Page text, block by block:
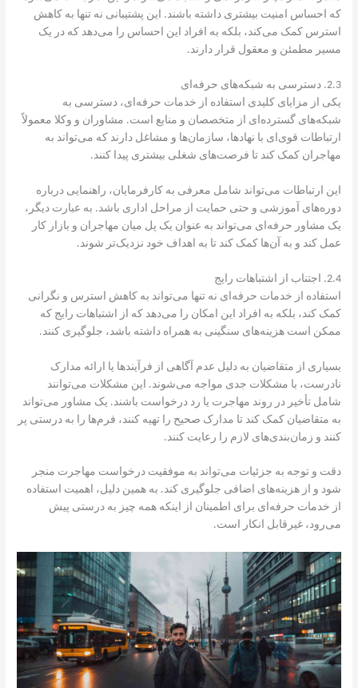
که احساس امنیت بیشتری داشته باشند. این پشتیبانی نه تنها به کاهش
استرس کمک می‌کند، بلکه به افراد این احساس را می‌دهد که در یک
مسیر مطمئن و معقول قرار دارند.
2.3. دسترسی به شبکه‌های حرفه‌ای
یکی از مزایای کلیدی استفاده از خدمات حرفه‌ای، دسترسی به
شبکه‌های گسترده‌ای از متخصصان و منابع است. مشاوران و وکلا معمولاً
ارتباطات قوی‌ای با نهادها، سازمان‌ها و مشاغل دارند که می‌تواند به
مهاجران کمک کند تا فرصت‌های شغلی بیشتری پیدا کنند.
این ارتباطات می‌تواند شامل معرفی به کارفرمایان، راهنمایی درباره
دوره‌های آموزشی و حتی حمایت از مراحل اداری باشد. به عبارت دیگر،
یک مشاور حرفه‌ای می‌تواند به عنوان یک پل میان مهاجران و بازار کار
عمل کند و به آن‌ها کمک کند تا به اهداف خود نزدیک‌تر شوند.
2.4. اجتناب از اشتباهات رایج
استفاده از خدمات حرفه‌ای نه تنها می‌تواند به کاهش استرس و نگرانی
کمک کند، بلکه به افراد این امکان را می‌دهد که از اشتباهات رایج که
ممکن است هزینه‌های سنگینی به همراه داشته باشد، جلوگیری کنند.
بسیاری از متقاضیان به دلیل عدم آگاهی از فرآیندها یا ارائه مدارک
نادرست، با مشکلات جدی مواجه می‌شوند. این مشکلات می‌توانند
شامل تأخیر در روند مهاجرت یا رد درخواست باشند. یک مشاور می‌تواند
به متقاضیان کمک کند تا مدارک صحیح را تهیه کنند، فرم‌ها را به درستی پر
کنند و زمان‌بندی‌های لازم را رعایت کنند.
دقت و توجه به جزئیات می‌تواند به موفقیت درخواست مهاجرت منجر
شود و از هزینه‌های اضافی جلوگیری کند. به همین دلیل، اهمیت استفاده
از خدمات حرفه‌ای برای اطمینان از اینکه همه چیز به درستی پیش
می‌رود، غیرقابل انکار است.